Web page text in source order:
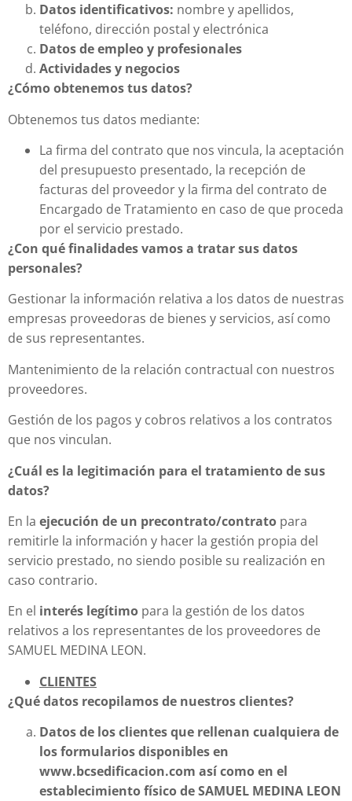
Datos identificativos: nombre y apellidos,
teléfono, dirección postal y electrónica
Datos de empleo y profesionales
Actividades y negocios
¿Cómo obtenemos tus datos?
Obtenemos tus datos mediante:
La firma del contrato que nos vincula, la aceptación
del presupuesto presentado, la recepción de
facturas del proveedor y la firma del contrato de
Encargado de Tratamiento en caso de que proceda
por el servicio prestado.
¿Con qué finalidades vamos a tratar sus datos
personales?
Gestionar la información relativa a los datos de nuestras
empresas proveedoras de bienes y servicios, así como
de sus representantes.
Mantenimiento de la relación contractual con nuestros
proveedores.
Gestión de los pagos y cobros relativos a los contratos
que nos vinculan.
¿Cuál es la legitimación para el tratamiento de sus
datos?
En la ejecución de un precontrato/contrato para
remitirle la información y hacer la gestión propia del
servicio prestado, no siendo posible su realización en
caso contrario.
En el interés legítimo para la gestión de los datos
relativos a los representantes de los proveedores de
SAMUEL MEDINA LEON.
CLIENTES
¿Qué datos recopilamos de nuestros clientes?
Datos de los clientes que rellenan cualquiera de
los formularios disponibles en
www.bcsedificacion.com así como en el
establecimiento físico de SAMUEL MEDINA LEON